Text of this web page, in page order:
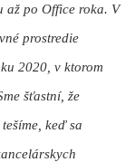
až po Office roka. V
prostredie
2020, v ktorom
šťastní, že
keď sa